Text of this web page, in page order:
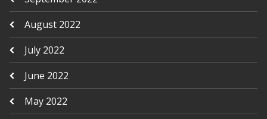
August 2022
July 2022
June 2022
May 2022